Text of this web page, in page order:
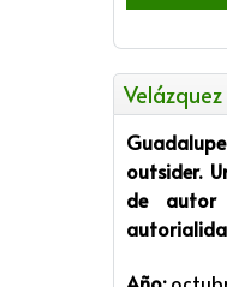
outsider.
de